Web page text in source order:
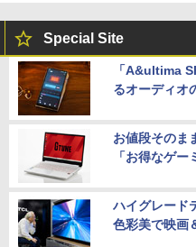
Special Site
「A&ultima
るオーディオ
お値段そのま
「お得なゲー
ハイグレード
色彩美で映画